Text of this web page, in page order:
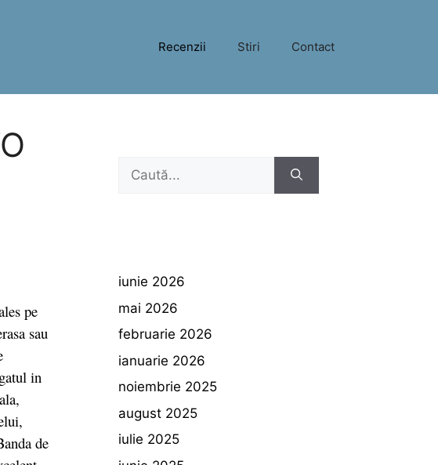
Recenzii Stiri Contact
pe
sau
in
de
Caută
iunie 2026
mai 2026
februarie 2026
ianuarie 2026
noiembrie 2025
august 2025
iulie 2025